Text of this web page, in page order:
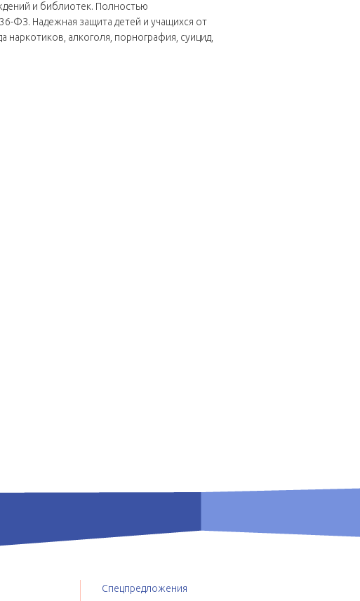
и библиотек. Полностью
ФЗ. Надежная защита детей и учащихся от
алкоголя, порнография, суицид,
Спецпредложения